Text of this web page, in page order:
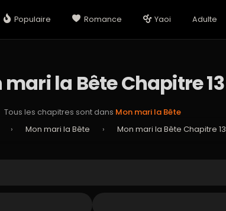
Populaire Romance Yaoi Adulte
mari la Bête Chapitre 13
Tous les chapitres sont dans Mon mari la Bête
› Mon mari la Bête › Mon mari la Bête Chapitre 13